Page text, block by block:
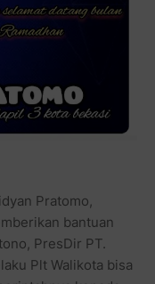
Pratomo,
bantuan
PresDir PT.
Plt Walikota bisa